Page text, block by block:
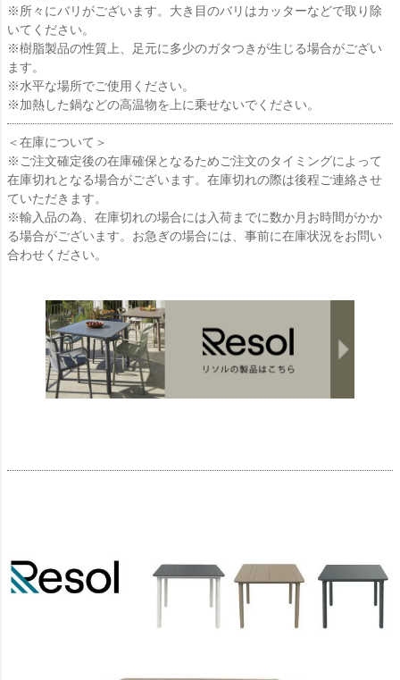
※所々にバリがございます。大き目のバリはカッターなどで取り除
いてください。
※樹脂製品の性質上、足元に多少のガタつきが生じる場合がござい
ます。
※水平な場所でご使用ください。
※加熱した鍋などの高温物を上に乗せないでください。
＜在庫について＞
※ご注文確定後の在庫確保となるためご注文のタイミングによって
在庫切れとなる場合がございます。在庫切れの際は後程ご連絡させ
ていただきます。
※輸入品の為、在庫切れの場合には入荷までに数か月お時間がかか
る場合がございます。お急ぎの場合には、事前に在庫状況をお問い
合わせください。